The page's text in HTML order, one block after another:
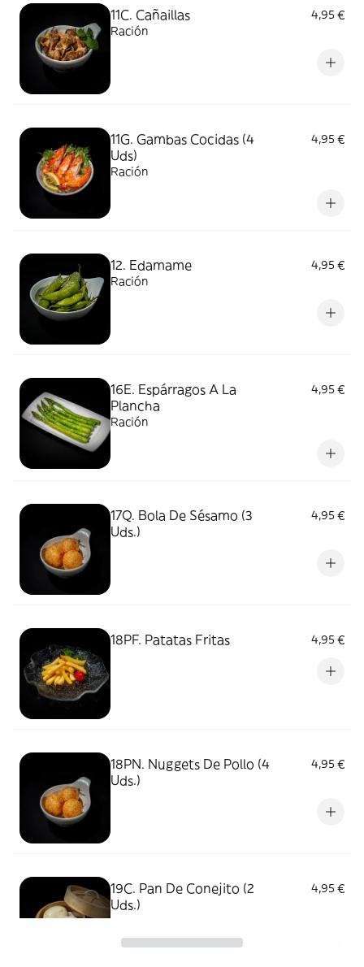
11C. Cañaillas
4,95 €
Ración
11G. Gambas Cocidas (4
Uds)
4,95 €
Ración
12. Edamame
4,95 €
Ración
16E. Espárragos A La
Plancha
4,95 €
Ración
17Q. Bola De Sésamo (3
Uds.)
4,95 €
18PF. Patatas Fritas 4,95 €
18PN. Nuggets De Pollo (4
Uds.)
4,95 €
19C. Pan De Conejito (2
Uds.)
4,95 €